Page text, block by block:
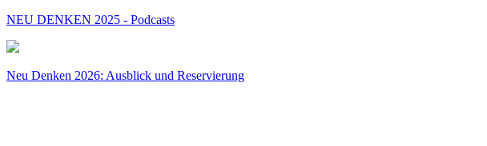
NEU DENKEN 2025 - Podcasts
Neu Denken 2026: Ausblick und Reservierung